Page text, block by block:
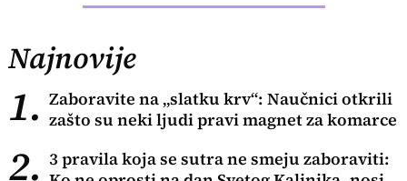
Najnovije
1. Zaboravite na „slatku krv“: Naučnici otkrili
zašto su neki ljudi pravi magnet za komarce
2. 3 pravila koja se sutra ne smeju zaboraviti: